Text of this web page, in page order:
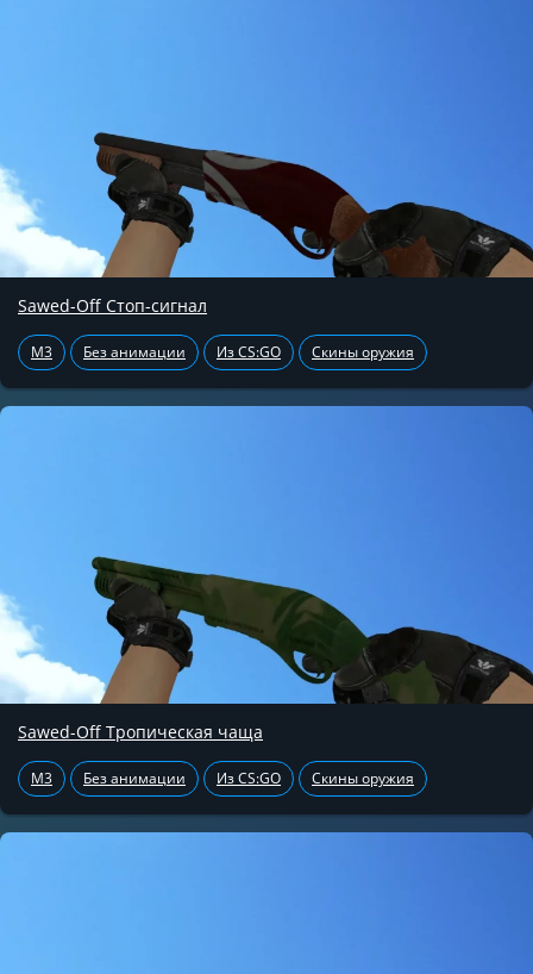
Sawed-Off Стоп-сигнал
M3 Без анимации Из CS:GO Скины оружия
Sawed-Off Тропическая чаща
M3 Без анимации Из CS:GO Скины оружия